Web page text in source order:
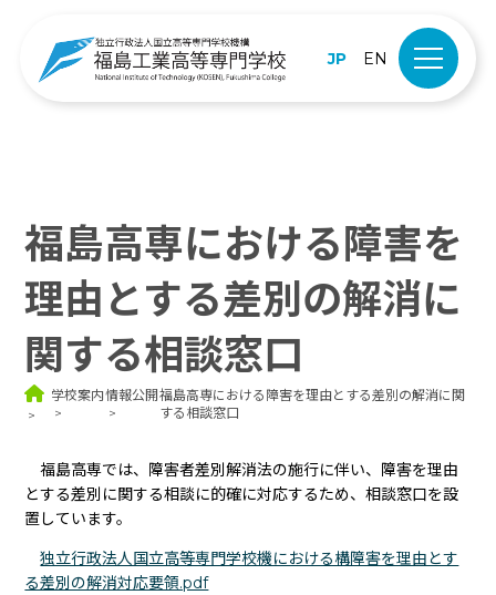
JP EN
福島高専における障害を
理由とする差別の解消に
関する相談窓口
学校案内情報公開 福島高専における障害を理由とする差別の解消に関
する相談窓口
福島高専では、障害者差別解消法の施行に伴い、障害を理由
とする差別に関する相談に的確に対応するため、相談窓口を設
置しています。
独立行政法人国立高等専門学校機における構障害を理由とす
る差別の解消対応要領.pdf